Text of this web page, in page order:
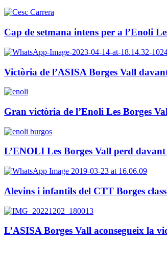
Cap de setmana intens per a l’Enoli
Victòria de l’ASISA Borges Vall
Gran victòria de l’Enoli Les Borges
L’ENOLI Les Borges Vall perd
Alevins i infantils del CTT Borges
L’ASISA Borges Vall aconsegueix la